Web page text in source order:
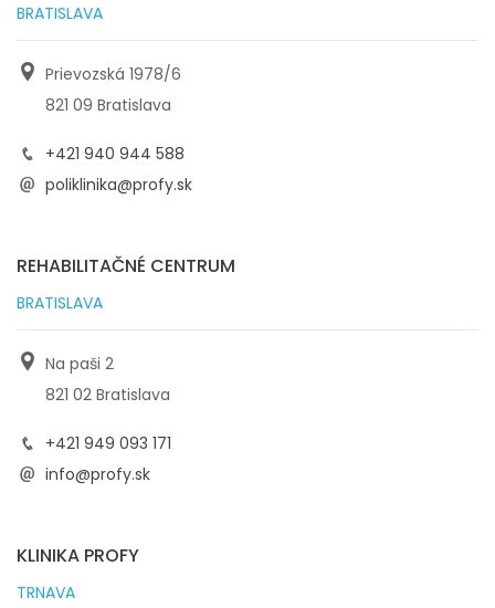
BRATISLAVA
Prievozská 1978/6
821 09 Bratislava
+421 940 944 588
poliklinika@profy.sk
REHABILITAČNÉ CENTRUM
BRATISLAVA
Na paši 2
821 02 Bratislava
+421 949 093 171
info@profy.sk
KLINIKA PROFY
TRNAVA